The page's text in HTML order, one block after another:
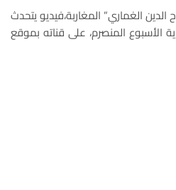
الغماري” المغاربة،فيديو يتحدث
الأسبوع المنصرم، على قناته بموقع